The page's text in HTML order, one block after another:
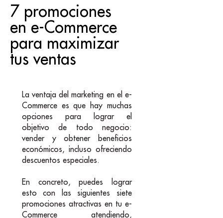
7 promociones
en e-Commerce
para maximizar
tus ventas
La ventaja del marketing en el e-
Commerce es que hay muchas
opciones para lograr el
objetivo de todo negocio:
vender y obtener beneficios
económicos, incluso ofreciendo
descuentos especiales.
En concreto, puedes lograr
esto con las siguientes siete
promociones atractivas en tu e-
Commerce atendiendo,